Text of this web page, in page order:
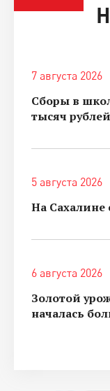
7 августа 2026
Сборы в
тысяч рублей
5 августа 2026
На Сахалине
6 августа 2026
Золотой
началась